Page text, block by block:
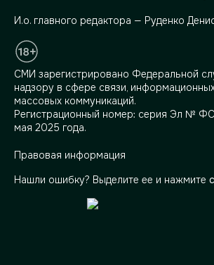
И.о. главного редактора — Руденко
СМИ зарегистрировано Федеральной
надзору в сфере связи,
массовых коммуникаций.
Регистрационный номер: серия Эл №
мая 2025 года.
Правовая информация
Нашли ошибку? Выделите ее и нажмите